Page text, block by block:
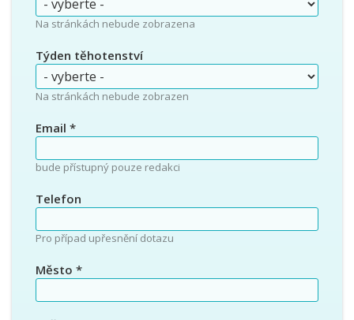
Na stránkách nebude zobrazena
Týden těhotenství
Na stránkách nebude zobrazen
Email *
bude přístupný pouze redakci
Telefon
Pro případ upřesnění dotazu
Město *